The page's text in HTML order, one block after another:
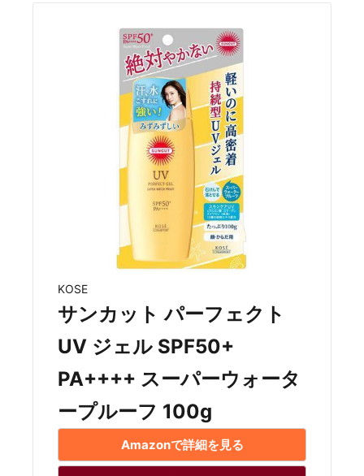
KOSE
サンカット パーフェクト
UV ジェル SPF50+
PA++++ スーパーウォータ
ープルーフ 100g
Amazonで詳細を見る